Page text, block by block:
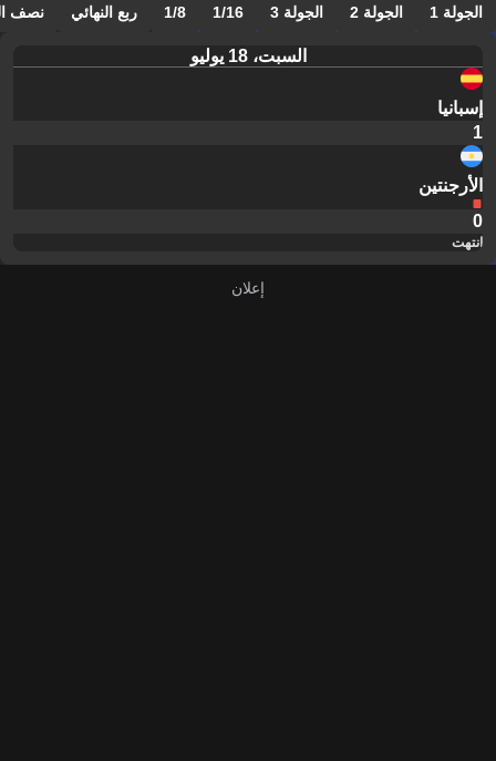
الجولة 1 الجولة 2 الجولة 3 1/16
1/8 ربع النهائي نصف
السبت، 18 يوليو
إسبانيا
1
الأرجنتين
0
انتهت